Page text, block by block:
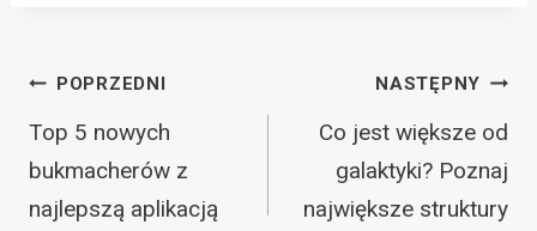
Nawigacja
wpisu
POPRZEDNI
Top 5 nowych
bukmacherów z
najlepszą aplikacją
NASTĘPNY
Co jest większe od
galaktyki? Poznaj
największe struktury